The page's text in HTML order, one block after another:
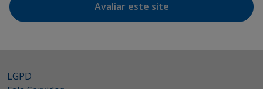
Avaliar este site
LGPD